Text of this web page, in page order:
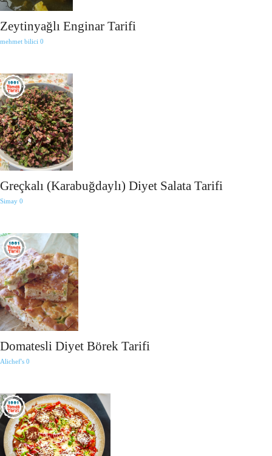
Zeytinyağlı Enginar Tarifi
mehmet bilici 0
Greçkalı (Karabuğdaylı) Diyet Salata Tarifi
Simay 0
Domatesli Diyet Börek Tarifi
Alichef's 0